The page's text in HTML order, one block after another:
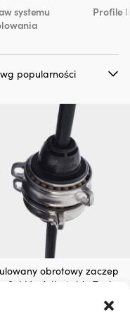
systemu
Profile
obrotowy zaczep
Seldén Adjustable Tack